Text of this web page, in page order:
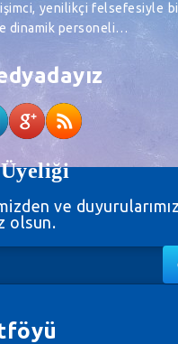
yenilikçi felsefesiyle
dinamik personeli…
Üyeliği
ve
olsun.